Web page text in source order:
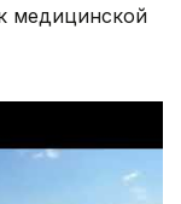
медицинской